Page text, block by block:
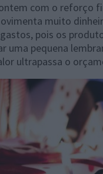
com o reforço
muito
pois os
uma pequena
ultrapassa o